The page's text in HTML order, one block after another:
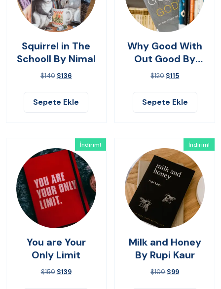
Squirrel in The
Schooll By Nimal
$140 $136
Sepete Ekle
Why Good With
Out Good By
John Bevere
$120 $115
Sepete Ekle
İndirim!
You are Your
Only Limit
$150 $139
İndirim!
Milk and Honey
By Rupi Kaur
$100 $99